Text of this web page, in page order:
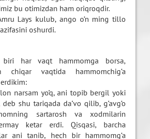
bu otimizdan ham oriqroqdir.
Lays kulub, ango o’n ming tillo
oshurdi.
biri har vaqt hammomga borsa,
chiqar vaqtida hammomchig’a
narsam yo’q, ani topib bergil yoki
shu tariqada da’vo qilib, g’avg’o
sartarosh va xodmilarin
ketar erdi. Qisqasi, barcha
ani tanib, hech bir hammomg’a